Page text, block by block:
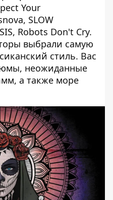
Your
SLOW
Robots Don't Cry.
выбрали самую
стиль. Вас
неожиданные
а также море